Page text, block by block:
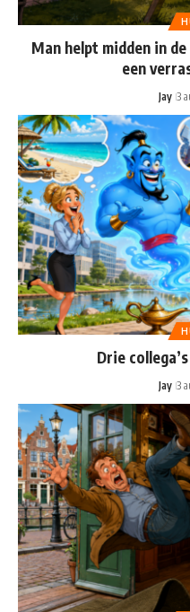
Man helpt midden in
een
Jay 3
Drie
Jay 3